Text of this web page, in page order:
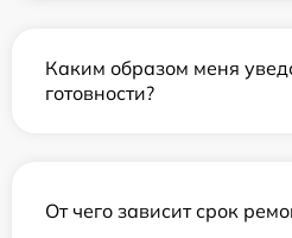
Каким образом меня
готовности?
От чего зависит срок